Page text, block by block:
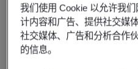
(Suzhou)
Business scope:
我们使用 Cookie 以允许我
计内容和广告、提供社交媒
社交媒体、广告和分析合作
的信息。